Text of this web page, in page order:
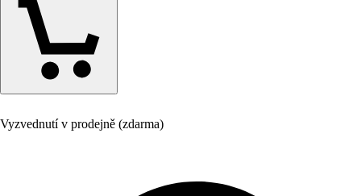
Vyzvednutí v prodejně (zdarma)